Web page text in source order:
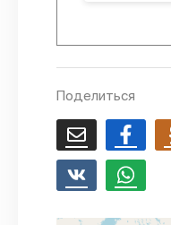
Поделиться